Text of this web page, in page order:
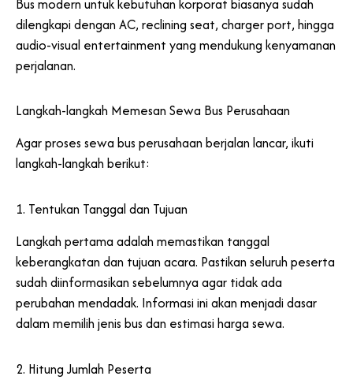
dilengkapi dengan AC, reclining seat, charger port, hingga
audio-visual entertainment yang mendukung kenyamanan
perjalanan.
Langkah-langkah Memesan Sewa Bus Perusahaan
Agar proses sewa bus perusahaan berjalan lancar, ikuti
langkah-langkah berikut:
1. Tentukan Tanggal dan Tujuan
Langkah pertama adalah memastikan tanggal
keberangkatan dan tujuan acara. Pastikan seluruh peserta
sudah diinformasikan sebelumnya agar tidak ada
perubahan mendadak. Informasi ini akan menjadi dasar
dalam memilih jenis bus dan estimasi harga sewa.
2. Hitung Jumlah Peserta